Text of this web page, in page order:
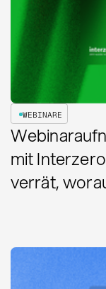
WEBINARE
mit
verrät,